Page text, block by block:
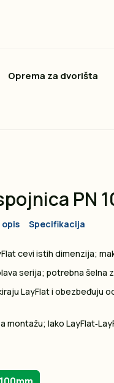
Oprema za dvorišta
PN
Specifikacija
cevi istih dimenzija;
serija; potrebna šelna
LayFlat i obezbeđuju
montažu; lako